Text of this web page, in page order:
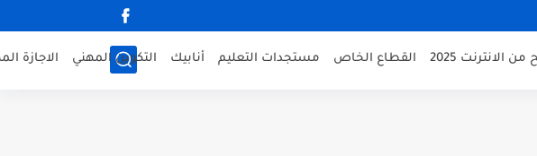
من الانترنت 2025 القطاع الخاص مستجدات التعليم أنابيك التكوين المهني الاجازة